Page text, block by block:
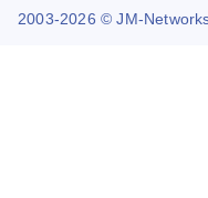
2003-2026 © JM-